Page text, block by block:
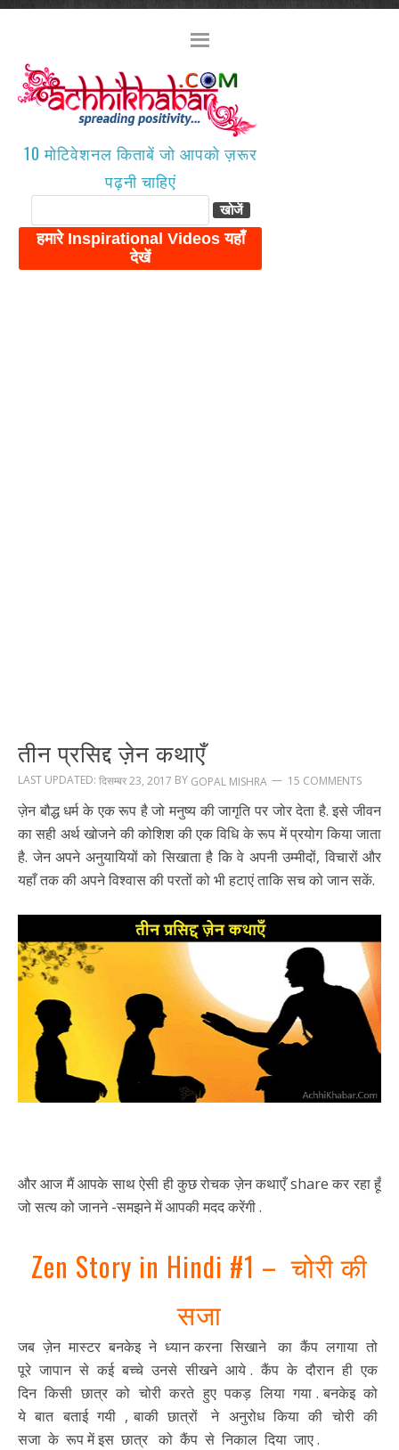
10 मोटिवेशनल किताबें जो आपको ज़रूर
पढ़नी चाहिएं
तीन प्रसिद्द ज़ेन कथाएँ
LAST UPDATED: दिसम्बर 23, 2017 BY GOPAL MISHRA 15 COMMENTS
ज़ेन बौद्ध धर्म के एक रूप है जो मनुष्य की जागृति पर जोर देता है. इसे जीवन
का सही अर्थ खोजने की कोशिश की एक विधि के रूप में प्रयोग किया जाता
है. जेन अपने अनुयायियों को सिखाता है कि वे अपनी उम्मीदों, विचारों और
यहाँ तक की अपने विश्वास की परतों को भी हटाएं ताकि सच को जान सकें.
और आज मैं आपके साथ ऐसी ही कुछ रोचक ज़ेन कथाएँ share कर रहा हूँ
जो सत्य को जानने -समझने में आपकी मदद करेंगी .
Zen Story in Hindi #1 – चोरी की
सजा
जब ज़ेन मास्टर बनकेइ ने ध्यान करना सिखाने का कैंप लगाया तो
पूरे जापान से कई बच्चे उनसे सीखने आये . कैंप के दौरान ही एक
दिन किसी छात्र को चोरी करते हुए पकड़ लिया गया . बनकेइ को
ये बात बताई गयी , बाकी छात्रों ने अनुरोध किया की चोरी की
सजा के रूप में इस छात्र को कैंप से निकाल दिया जाए .